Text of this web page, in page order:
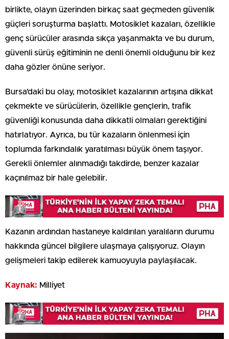
birlikte, olayın üzerinden birkaç saat geçmeden güvenlik
güçleri soruşturma başlattı. Motosiklet kazaları, özellikle
genç sürücüler arasında sıkça yaşanmakta ve bu durum,
güvenli sürüş eğitiminin ne denli önemli olduğunu bir kez
daha gözler önüne seriyor.
Bursa’daki bu olay, motosiklet kazalarının artışına dikkat
çekmekte ve sürücülerin, özellikle gençlerin, trafik
güvenliği konusunda daha dikkatli olmaları gerektiğini
hatırlatıyor. Ayrıca, bu tür kazaların önlenmesi için
toplumda farkındalık yaratılması büyük önem taşıyor.
Gerekli önlemler alınmadığı takdirde, benzer kazalar
kaçınılmaz bir hale gelebilir.
Kazanın ardından hastaneye kaldırılan yaralıların durumu
hakkında güncel bilgilere ulaşmaya çalışıyoruz. Olayın
gelişmeleri takip edilerek kamuoyuyla paylaşılacak.
Kaynak: Milliyet